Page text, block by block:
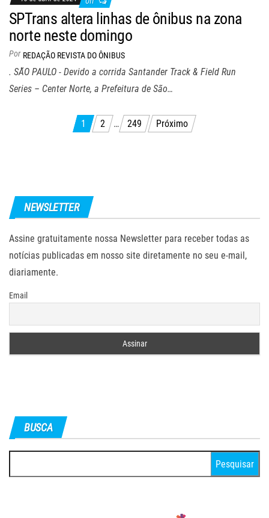
SPTrans altera linhas de ônibus na zona
norte neste domingo
Por REDAÇÃO REVISTA DO ÔNIBUS
. SÃO PAULO - Devido a corrida Santander Track & Field Run
Series – Center Norte, a Prefeitura de São…
Navegação1 2 … 249 Próximo
NEWSLETTER
Assine gratuitamente nossa Newsletter para receber todas as
notícias publicadas em nosso site diretamente no seu e-mail,
diariamente.
Email
BUSCA
por: